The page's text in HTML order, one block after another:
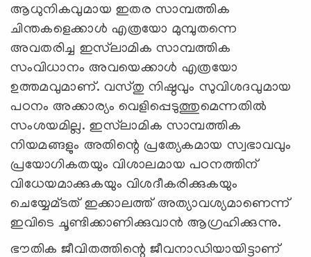
ആധുനികവുമായ ഇതര സാമ്പത്തിക
ചിന്തകളെക്കാള്‍ എത്രയോ മുമ്പുതന്നെ
അവതരിച്ച ഇസ്‌ലാമിക സാമ്പത്തിക
സംവിധാനം അവയെക്കാള്‍ എത്രയോ
ഉത്തമവുമാണ്. വസ്തു നിഷ്ഠവും സുവിശദവുമായ
പഠനം അക്കാര്യം വെളിപ്പെടുത്തുമെന്നതില്‍
സംശയമില്ല. ഇസ്‌ലാമിക സാമ്പത്തിക
നിയമങ്ങളും അതിന്റെ പ്രത്യേകമായ സ്വഭാവവും
പ്രയോഗികതയും വിശാലമായ പഠനത്തിന്
വിധേയമാക്കുകയും വിശദീകരിക്കുകയും
ചെയ്യേമ്ടത് ഇക്കാലത്ത് അത്യാവശ്യമാണെന്ന്
ഇവിടെ ചൂണ്ടിക്കാണിക്കുവാന്‍ ആഗ്രഹിക്കുന്നു.
ഭൗതിക ജീവിതത്തിന്റെ ജീവനാഡിയായിട്ടാണ്